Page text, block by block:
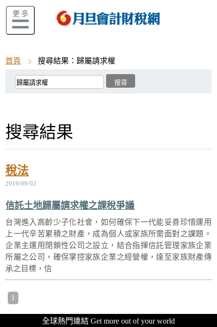
首頁 搜尋結果：歸屬請求權
搜尋結果
稅法
2019/09/02
信託土地歸屬請求權之課稅爭議
台灣進入高齡少子化社會，如何確保下一代能妥善珍惜運用
上一代辛苦累積之財產，成為個人或家族所需面對之課題。
企業主運用閉鎖性公司之設立，結合指揮信託管理家族企業
所屬之公司，確保掌控家族企業之經營權，達至家族財產傳
承之目標，信
1
全球熱門連結 Get more out of your world